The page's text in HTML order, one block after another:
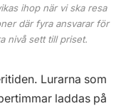
ihop när vi ska resa
där fyra ansvarar för
nivå sett till priset.
Lurarna som
laddas på